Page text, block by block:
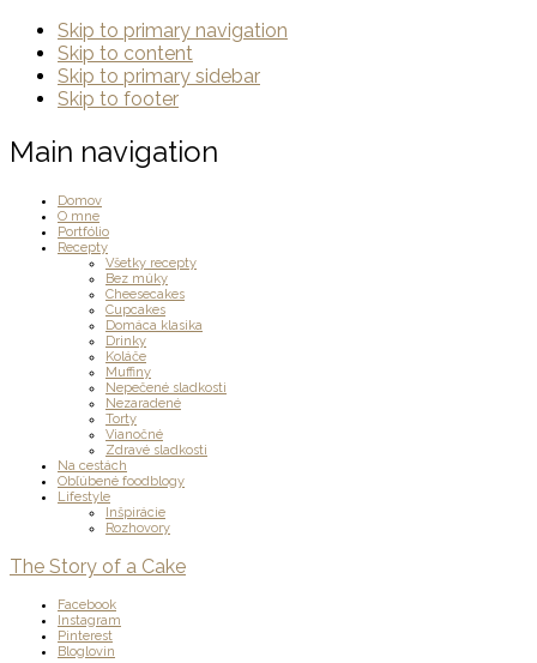
Skip to primary navigation
Skip to content
Skip to primary sidebar
Skip to footer
Main navigation
Domov
O mne
Portfólio
Recepty
Všetky recepty
Bez múky
Cheesecakes
Cupcakes
Domáca klasika
Drinky
Koláče
Muffiny
Nepečené sladkosti
Nezaradené
Torty
Vianočné
Zdravé sladkosti
Na cestách
Obľúbené foodblogy
Lifestyle
Inšpirácie
Rozhovory
The Story of a Cake
Facebook
Instagram
Pinterest
Bloglovin